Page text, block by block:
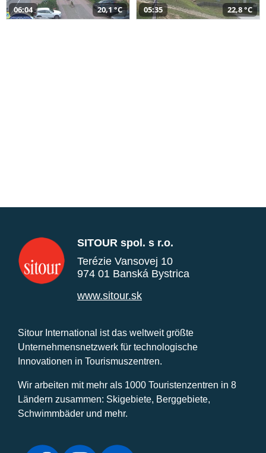
06:04 20,1 °C 05:35 22,8 °C
SITOUR spol. s r.o.
Terézie Vansovej 10
974 01 Banská Bystrica
www.sitour.sk
Sitour International ist das weltweit größte
Unternehmensnetzwerk für technologische
Innovationen in Tourismuszentren.
Wir arbeiten mit mehr als 1000 Touristenzentren in 8
Ländern zusammen: Skigebiete, Berggebiete,
Schwimmbäder und mehr.